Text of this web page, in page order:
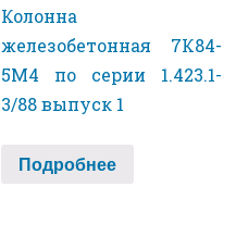
Колонна
железобетонная 7К84-
5М4 по серии 1.423.1-
3/88 выпуск 1
Подробнее